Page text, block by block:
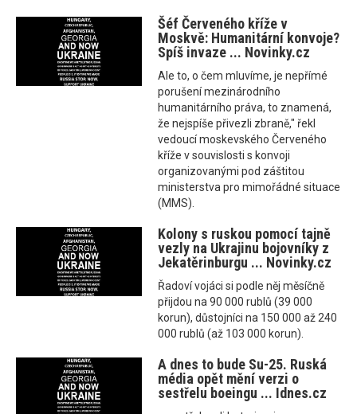
Šéf Červeného kříže v
Moskvě: Humanitární konvoje?
Spíš invaze ... Novinky.cz
Ale to, o čem mluvíme, je nepřímé
porušení mezinárodního
humanitárního práva, to znamená,
že nejspíše přivezli zbraně," řekl
vedoucí moskevského Červeného
kříže v souvislosti s konvoji
organizovanými pod záštitou
ministerstva pro mimořádné situace
(MMS).
Kolony s ruskou pomocí tajně
vezly na Ukrajinu bojovníky z
Jekatěrinburgu ... Novinky.cz
Řadoví vojáci si podle něj měsíčně
přijdou na 90 000 rublů (39 000
korun), důstojníci na 150 000 až 240
000 rublů (až 103 000 korun).
A dnes to bude Su-25. Ruská
média opět mění verzi o
sestřelu boeingu ... Idnes.cz